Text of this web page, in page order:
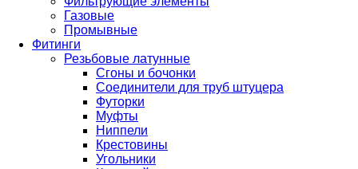
Газовые
Промывные
Фитинги
Резьбовые латунные
Сгоны и бочонки
Соединители для труб штуцера
Футорки
Муфты
Ниппели
Крестовины
Угольники